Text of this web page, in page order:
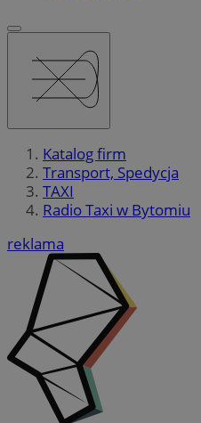
Katalog firm
Transport, Spedycja
TAXI
Radio Taxi w Bytomiu
reklama